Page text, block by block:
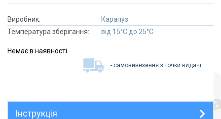
Виробник:
Карапуз
Температура зберігання:
від 15°C до 25°C
Немає в наявності
- самовивезення з точки видачі
Інструкція